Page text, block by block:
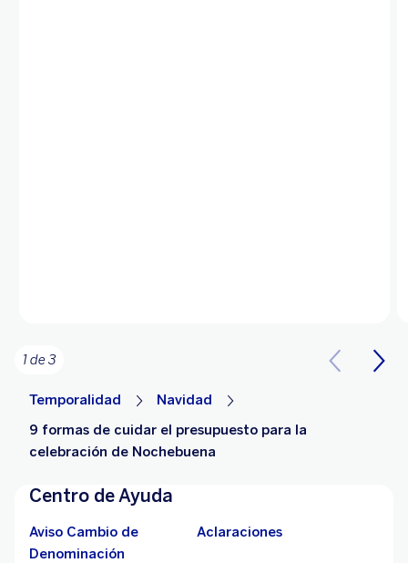
1 de 3
Temporalidad
Navidad
9 formas de cuidar el presupuesto para la
celebración de Nochebuena
Centro de Ayuda
Aviso Cambio de
Denominación
Aclaraciones